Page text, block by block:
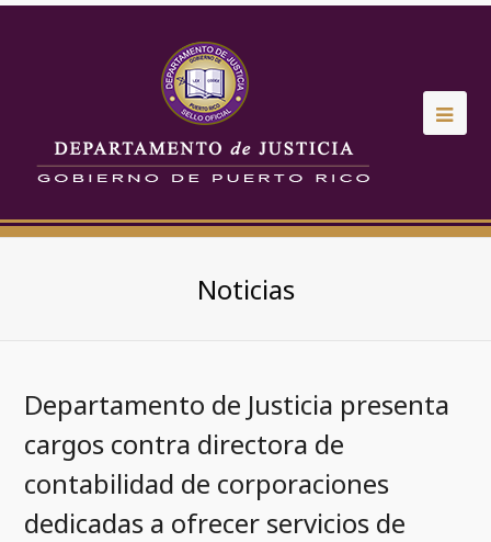
Noticias
Departamento de Justicia presenta
cargos contra directora de
contabilidad de corporaciones
dedicadas a ofrecer servicios de